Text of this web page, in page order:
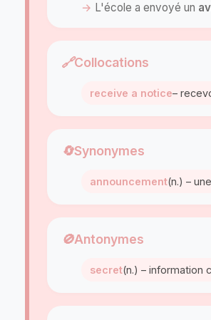
L'école a envoyé un
🔗Collocations
receive a notice–
🔄Synonymes
announcement(n.) –
🚫Antonymes
secret(n.) – information